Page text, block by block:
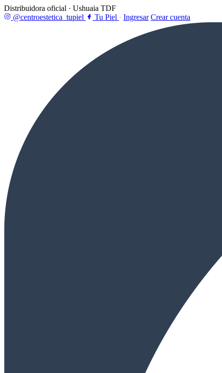
Distribuidora oficial · Ushuaia TDF
@centroestetica_tupiel
Tu Piel · Ingresar Crear cuenta